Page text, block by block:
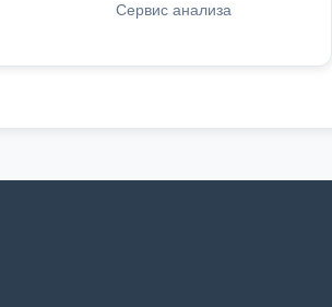
Сервис анализа